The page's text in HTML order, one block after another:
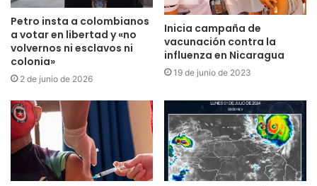
Petro insta a colombianos
a votar en libertad y «no
volvernos ni esclavos ni
colonia»
2 de junio de 2026
Inicia campaña de
vacunación contra la
influenza en Nicaragua
19 de junio de 2023